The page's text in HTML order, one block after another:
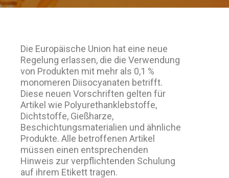
Die Europäische Union hat eine neue
Regelung erlassen, die die Verwendung
von Produkten mit mehr als 0,1 %
monomeren Diisocyanaten betrifft.
Diese neuen Vorschriften gelten für
Artikel wie Polyurethanklebstoffe,
Dichtstoffe, Gießharze,
Beschichtungsmaterialien und ähnliche
Produkte. Alle betroffenen Artikel
müssen einen entsprechenden
Hinweis zur verpflichtenden Schulung
auf ihrem Etikett tragen.